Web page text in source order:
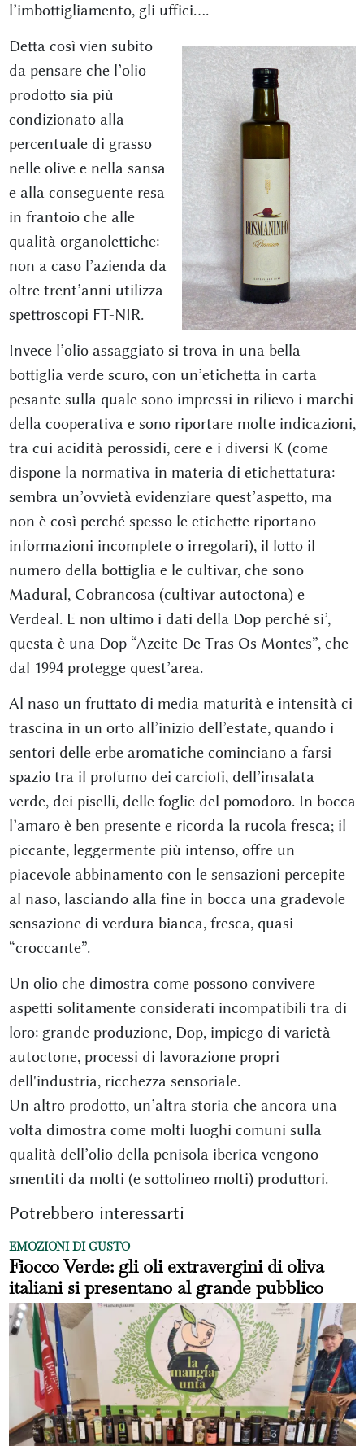
l’imbottigliamento, gli uffici….
Detta così vien subito
da pensare che l’olio
prodotto sia più
condizionato alla
percentuale di grasso
nelle olive e nella sansa
e alla conseguente resa
in frantoio che alle
qualità organolettiche:
non a caso l’azienda da
oltre trent’anni utilizza
spettroscopi FT-NIR.
Invece l’olio assaggiato si trova in una bella
bottiglia verde scuro, con un’etichetta in carta
pesante sulla quale sono impressi in rilievo i marchi
della cooperativa e sono riportare molte indicazioni,
tra cui acidità perossidi, cere e i diversi K (come
dispone la normativa in materia di etichettatura:
sembra un’ovvietà evidenziare quest’aspetto, ma
non è così perché spesso le etichette riportano
informazioni incomplete o irregolari), il lotto il
numero della bottiglia e le cultivar, che sono
Madural, Cobrancosa (cultivar autoctona) e
Verdeal. E non ultimo i dati della Dop perché sì’,
questa è una Dop “Azeite De Tras Os Montes”, che
dal 1994 protegge quest’area.
Al naso un fruttato di media maturità e intensità ci
trascina in un orto all’inizio dell’estate, quando i
sentori delle erbe aromatiche cominciano a farsi
spazio tra il profumo dei carciofi, dell’insalata
verde, dei piselli, delle foglie del pomodoro. In bocca
l’amaro è ben presente e ricorda la rucola fresca; il
piccante, leggermente più intenso, offre un
piacevole abbinamento con le sensazioni percepite
al naso, lasciando alla fine in bocca una gradevole
sensazione di verdura bianca, fresca, quasi
“croccante”.
Un olio che dimostra come possono convivere
aspetti solitamente considerati incompatibili tra di
loro: grande produzione, Dop, impiego di varietà
autoctone, processi di lavorazione propri
dell'industria, ricchezza sensoriale.
Un altro prodotto, un’altra storia che ancora una
volta dimostra come molti luoghi comuni sulla
qualità dell’olio della penisola iberica vengono
smentiti da molti (e sottolineo molti) produttori.
Potrebbero interessarti
EMOZIONI DI GUSTO
Fiocco Verde: gli oli extravergini di oliva
italiani si presentano al grande pubblico